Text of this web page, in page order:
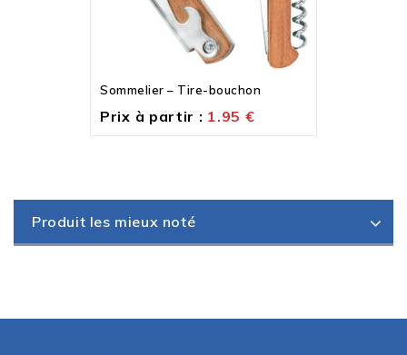
Sommelier – Tire-bouchon
Prix à partir : 1.95 €
Produit les mieux noté